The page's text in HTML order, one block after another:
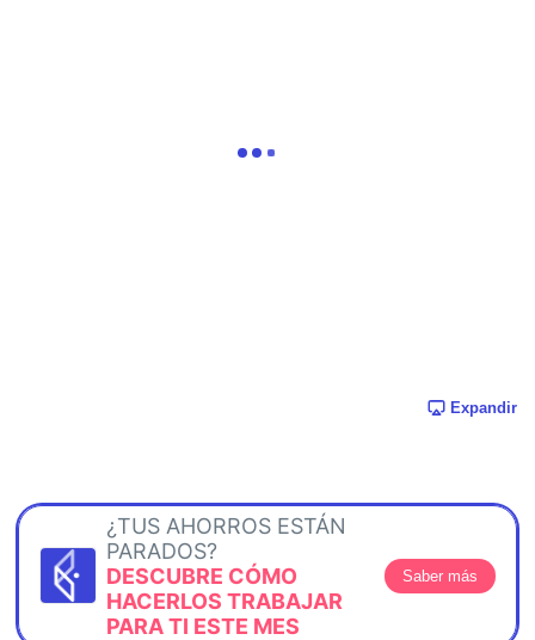
Expandir
¿TUS AHORROS ESTÁN
PARADOS?
DESCUBRE CÓMO
HACERLOS TRABAJAR
PARA TI ESTE MES
Saber más